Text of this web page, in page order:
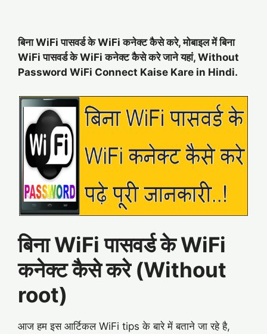
बिना WiFi पासवर्ड के WiFi कनेक्ट कैसे करे, मोबाइल में बिना
WiFi पासवर्ड के WiFi कनेक्ट कैसे करे जाने यहां, Without
Password WiFi Connect Kaise Kare in Hindi.
बिना WiFi पासवर्ड के WiFi
कनेक्ट कैसे करे (Without
root)
आज हम इस आर्टिकल WiFi tips के बारे में बताने जा रहे है,